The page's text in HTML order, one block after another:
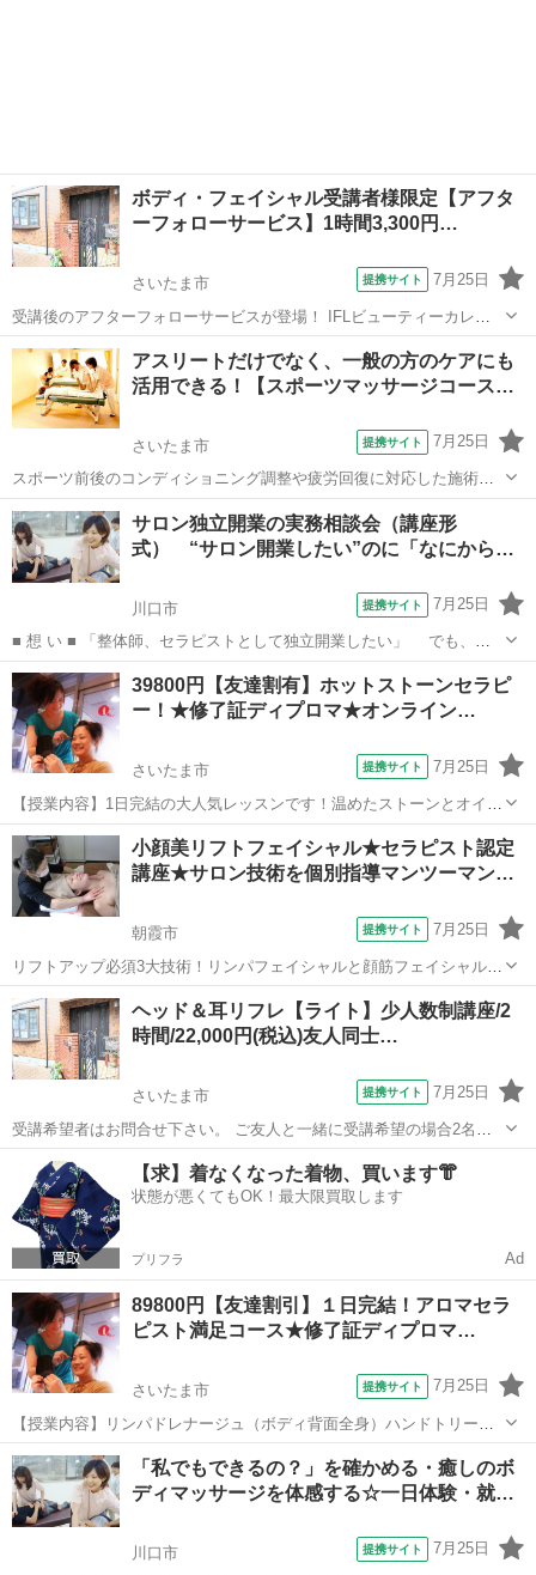
ボディ・フェイシャル受講者様限定【アフタ
ーフォローサービス】1時間3,300円…
さいたま市 提携サイト 7月25日
受講後のアフターフォローサービスが登場！ IFLビューティーカレッ
ジで、アロマボディトリートメント講座、フェイシャル講座、ヘッド
＆耳リフレ講座ご受講して頂いた方限定のコース♪ 講師がモデルとな
りチェックすることもできますが、...
埼玉 さいたま市 マッサージ
アスリートだけでなく、一般の方のケアにも
活用できる！【スポーツマッサージコース…
さいたま市 提携サイト 7月25日
スポーツ前後のコンディショニング調整や疲労回復に対応した施術
法、テーピング法やストレッチ法まで幅広く学べます。 スポーツマッ
サージの持つ血液循環を促す効果は、疲労回復だけでなく、足のむく
みや冷えの改善にも繋がります。一般の方...
埼玉 さいたま市 マッサージ
サロン独立開業の実務相談会（講座形
式） “サロン開業したい”のに「なにから始
川口市 提携サイト 7月25日
■ 想 い ■ 「整体師、セラピストとして独立開業したい」 でも、
「なにからはじめたらいいかわからない」 だけど、 「夢に向かっ
て、一歩ずつでも進める自分でいたい」 「夢のために、明日やること
を知りたい」 そんな方...
埼玉 川口市 マッサージ
39800円【友達割有】ホットストーンセラピ
ー！★修了証ディプロマ★オンライン…
さいたま市 提携サイト 7月25日
【授業内容】1日完結の大人気レッスンです！温めたストーンとオイル
を使用して、全身をトリートメント致します。うつぶせ、あお向けと
全身を行います。非常にソフトなテクニックなので、とても気持ちよ
くて眠くなってしまいます。温熱効果で...
埼玉 さいたま市 マッサージ
小顔美リフトフェイシャル★セラピスト認定
講座★サロン技術を個別指導マンツーマン…
朝霞市 提携サイト 7月25日
リフトアップ必須3大技術！リンパフェイシャルと顔筋フェイシャルと
顔ツボの3種を組み合わせると 色々なコースが作れます！ 例・リンパ
フェイシャル 例・リフトアップ顔筋小顔コース 例・顔ツボリフトコー
ス 例・リンパ小顔コース 例...
埼玉 朝霞市 マッサージ
ヘッド＆耳リフレ【ライト】少人数制講座/2
時間/22,000円(税込)友人同士…
さいたま市 提携サイト 7月25日
受講希望者はお問合せ下さい。 ご友人と一緒に受講希望の場合2名様
までOK オイルを使わない施術なので、どなたでもお気軽に受講でき
ます。《ヘッドリフレ＋耳リフレ（マッサージ）》 近年、【ヘッドマ
ッサージ】【ヘッドスパ】...
埼玉 さいたま市 マッサージ
【求】着なくなった着物、買います👘
状態が悪くてもOK！最大限買取します
プリフラ Ad
89800円【友達割引】１日完結！アロマセラ
ピスト満足コース★修了証ディプロマ…
さいたま市 提携サイト 7月25日
【授業内容】リンパドレナージュ（ボディ背面全身）ハンドトリート
メント（アロマ）フェイシャルエステ、アロマトリートメント（ボデ
ィ）のこの4つの技術がついています！ レギュラーコースは、137500
円なので激安です！高額な機械は...
埼玉 さいたま市 マッサージ
「私でもできるの？」を確かめる・癒しのボ
ディマッサージを体感する☆一日体験・就…
川口市 提携サイト 7月25日